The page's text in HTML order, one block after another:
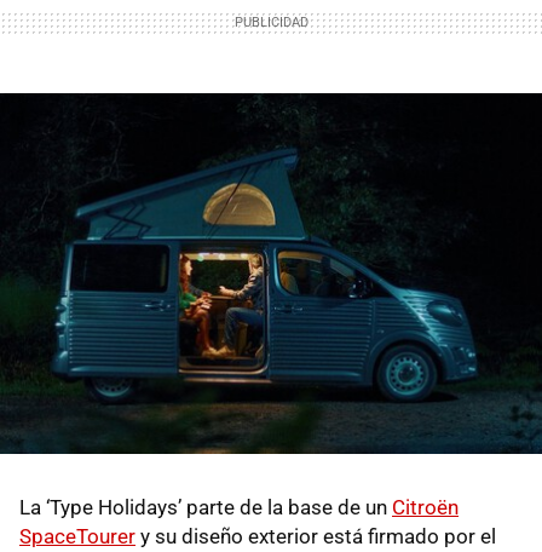
La ‘Type Holidays’ parte de la base de un Citroën
SpaceTourer y su diseño exterior está firmado por el